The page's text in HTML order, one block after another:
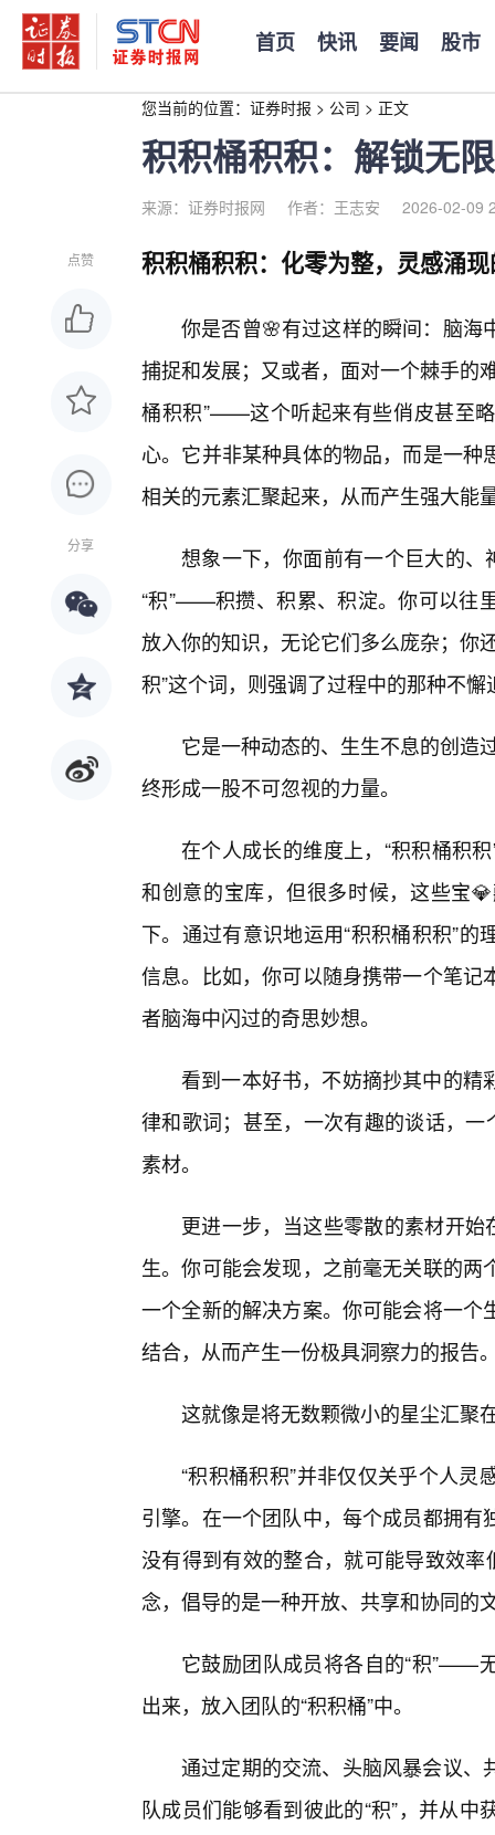
首页 快讯 要闻 股市
您当前的位置： 证券时报 > 公司 > 正文
积积桶积积：解锁无
来源：证券时报网 作者：王志安 2026-02-09
点赞
分享
积积桶积积：化零为整，灵感涌
你是否曾🌸有过这样的瞬间：脑海
捕捉和发展；又或者，面对一个棘手的
桶积积”——这个听起来有些俏皮甚至
心。它并非某种具体的物品，而是一
相关的元素汇聚起来，从而产生强大能
想象一下，你面前有一个巨大的、
“积”——积攒、积累、积淀。你可以往
放入你的知识，无论它们多么庞杂；你
积”这个词，则强调了过程中的那种不
它是一种动态的、生生不息的创造
终形成一股不可忽视的力量。
在个人成长的维度上，“积积桶积
和创意的宝库，但很多时候，这些宝
下。通过有意识地运用“积积桶积积”
信息。比如，你可以随身携带一个笔
者脑海中闪过的奇思妙想。
看到一本好书，不妨摘抄其中的精
律和歌词；甚至，一次有趣的谈话，
素材。
更进一步，当这些零散的素材开始
生。你可能会发现，之前毫无关联的
一个全新的解决方案。你可能会将一
结合，从而产生一份极具洞察力的报告
这就像是将无数颗微小的星尘汇聚
“积积桶积积”并非仅仅关乎个人
引擎。在一个团队中，每个成员都拥
没有得到有效的整合，就可能导致效
念，倡导的是一种开放、共享和协同的
它鼓励团队成员将各自的“积”——
出来，放入团队的“积积桶”中。
通过定期的交流、头脑风暴会议、
队成员们能够看到彼此的“积”，并从